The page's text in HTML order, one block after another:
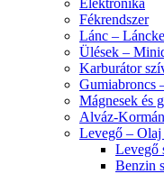
Elektronika
Fékrendszer
Lánc –
Ülések –
Karburátor
Gumiabroncs
Mágnesek és
Alváz-
Levegő –
Levegő
Benzin